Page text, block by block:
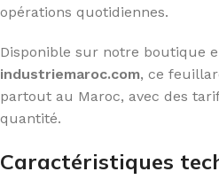
opérations quotidiennes.
Disponible sur notre boutique
industriemaroc.com, ce
partout au Maroc, avec des
quantité.
Caractéristiques